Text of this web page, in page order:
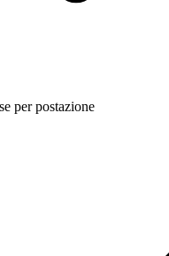
per postazione